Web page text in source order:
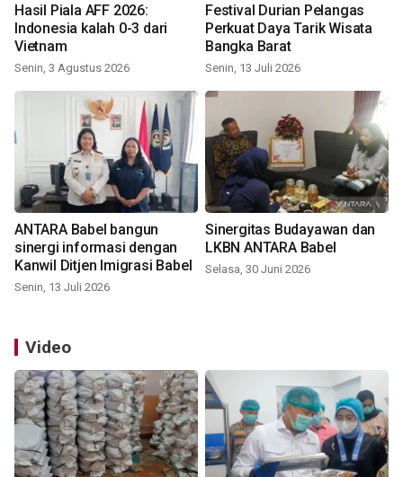
Hasil Piala AFF 2026:
Indonesia kalah 0-3 dari
Vietnam
Senin, 3 Agustus 2026
Festival Durian Pelangas
Perkuat Daya Tarik Wisata
Bangka Barat
Senin, 13 Juli 2026
ANTARA Babel bangun
sinergi informasi dengan
Kanwil Ditjen Imigrasi Babel
Senin, 13 Juli 2026
Sinergitas Budayawan dan
LKBN ANTARA Babel
Selasa, 30 Juni 2026
Video